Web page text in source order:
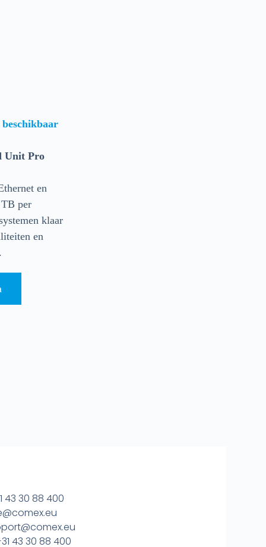
Unit Pro
en
per
klaar
en
43 30 88 400
43 30 88 400